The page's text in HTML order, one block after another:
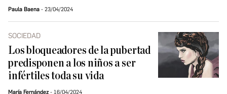
Paula Baena 23/04/2024
SOCIEDAD
Los bloqueadores de la pubertad
predisponen a los niños a ser
infértiles toda su vida
María Fernández 16/04/2024